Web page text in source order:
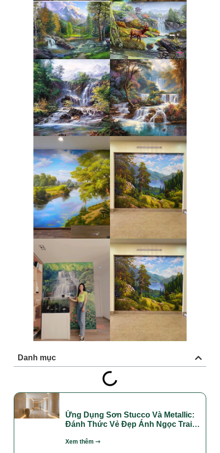
Danh mục
Ứng Dụng Sơn Stucco Và Metallic:
Đánh Thức Vẻ Đẹp Ánh Ngọc Trai
Xem thêm ⇾